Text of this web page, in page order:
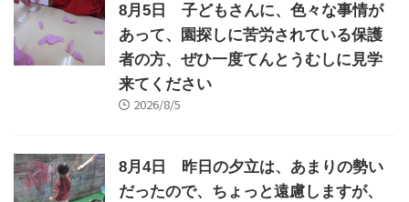
8月5日 子どもさんに、色々な事情が
あって、園探しに苦労されている保護
者の方、ぜひ一度てんとうむしに見学
来てください
2026/8/5
8月4日 昨日の夕立は、あまりの勢い
だったので、ちょっと遠慮しますが、